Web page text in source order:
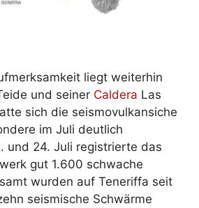
liegt weiterhin
und seiner Caldera Las
sich die seismovulkansiche
im Juli deutlich
und 24. Juli registrierte das
gut 1.600 schwache
wurden auf Teneriffa seit
seismische Schwärme